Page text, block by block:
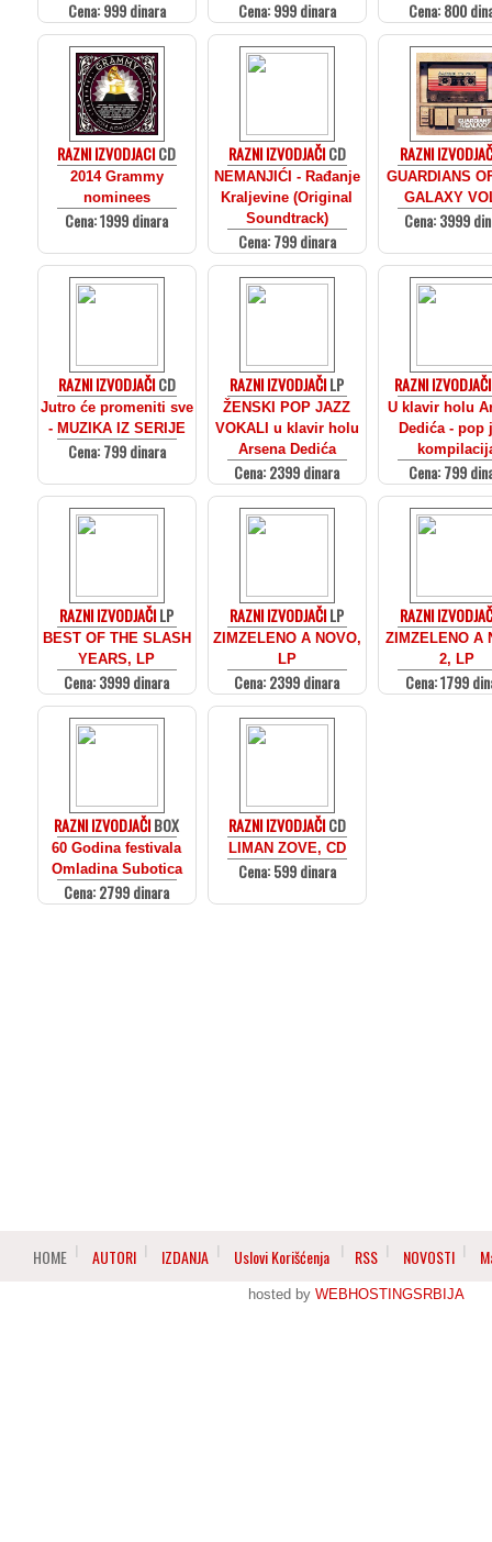
Cena: 999 dinara Cena: 999 dinara Cena: 800
RAZNI IZVODJACICD
2014 Grammy
nominees
Cena: 1999 dinara
RAZNI IZVODJAČICD
NEMANJIĆI - Rađanje
Kraljevine (Original
Soundtrack)
Cena: 799 dinara
RAZNI
GUARDIANS
GALAXY
Cena: 3999
RAZNI IZVODJAČICD
Jutro će promeniti sve
- MUZIKA IZ SERIJE
Cena: 799 dinara
RAZNI IZVODJAČILP
ŽENSKI POP JAZZ
VOKALI u klavir holu
Arsena Dedića
Cena: 2399 dinara
RAZNI IZVODJAČI
U klavir holu
Dedića - pop
Cena: 799
RAZNI IZVODJAČILP
BEST OF THE SLASH
YEARS, LP
Cena: 3999 dinara
RAZNI IZVODJAČILP
ZIMZELENO A NOVO,
LP
Cena: 2399 dinara
RAZNI
ZIMZELENO A
2, LP
Cena: 1799
RAZNI IZVODJAČIBOX
60 Godina festivala
Omladina Subotica
Cena: 2799 dinara
RAZNI IZVODJAČICD
LIMAN ZOVE, CD
Cena: 599 dinara
HOME AUTORI IZDANJA Uslovi Korišćenja RSS NOVOSTI
hosted by WEBHOSTINGSRBIJA